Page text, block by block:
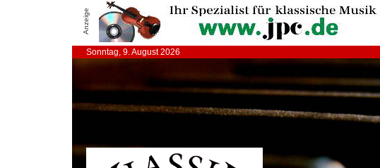
Anzeige
Sonntag, 9. August 2026